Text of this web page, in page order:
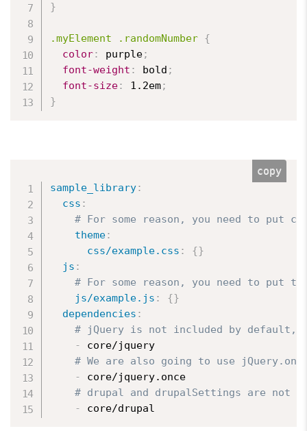
}
.myElement .randomNumber {
color: purple;
font-weight : bold ;
font-size: 1.2em;
}
sample_library:
css :
# For some reason, you need to put
theme:
css/example.css : {}
js :
# For some reason, you need to
js/example.js : {}
dependencies :
# jQuery is not included by default,
-
core/jquery
# We are also going to use
-
core/jquery.once
# drupal and drupalSettings are not
-
core/drupal
copy